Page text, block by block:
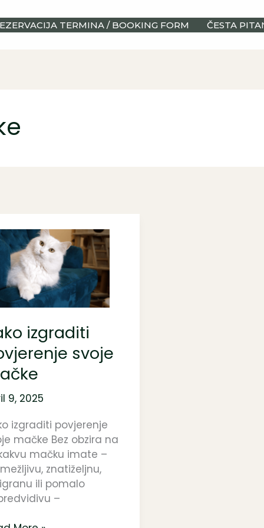
TERMINA / BOOKING FORM ČESTA
izgraditi
svoje
9, 2025
izgraditi povjerenje
mačke Bez obzira na
mačku imate –
znatiželjnu,
ili pomalo
–